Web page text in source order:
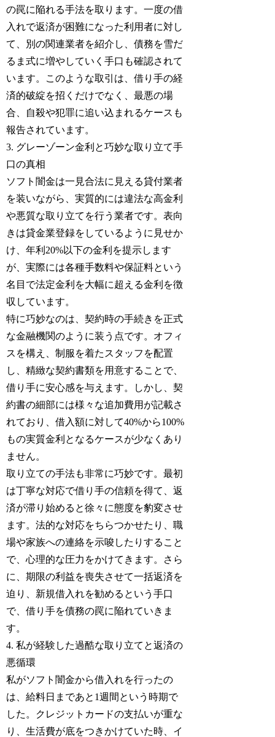
の罠に陥れる手法を取ります。一度の借
入れで返済が困難になった利用者に対し
て、別の関連業者を紹介し、債務を雪だ
るま式に増やしていく手口も確認されて
います。このような取引は、借り手の経
済的破綻を招くだけでなく、最悪の場
合、自殺や犯罪に追い込まれるケースも
報告されています。
3. グレーゾーン金利と巧妙な取り立て手
口の真相
ソフト闇金は一見合法に見える貸付業者
を装いながら、実質的には違法な高金利
や悪質な取り立てを行う業者です。表向
きは貸金業登録をしているように見せか
け、年利20%以下の金利を提示します
が、実際には各種手数料や保証料という
名目で法定金利を大幅に超える金利を徴
収しています。
特に巧妙なのは、契約時の手続きを正式
な金融機関のように装う点です。オフィ
スを構え、制服を着たスタッフを配置
し、精緻な契約書類を用意することで、
借り手に安心感を与えます。しかし、契
約書の細部には様々な追加費用が記載さ
れており、借入額に対して40%から100%
もの実質金利となるケースが少なくあり
ません。
取り立ての手法も非常に巧妙です。最初
は丁寧な対応で借り手の信頼を得て、返
済が滞り始めると徐々に態度を豹変させ
ます。法的な対応をちらつかせたり、職
場や家族への連絡を示唆したりすること
で、心理的な圧力をかけてきます。さら
に、期限の利益を喪失させて一括返済を
迫り、新規借入れを勧めるという手口
で、借り手を債務の罠に陥れていきま
す。
4. 私が経験した過酷な取り立てと返済の
悪循環
私がソフト闇金から借入れを行ったの
は、給料日まであと1週間という時期で
した。クレジットカードの支払いが重な
り、生活費が底をつきかけていた時、イ